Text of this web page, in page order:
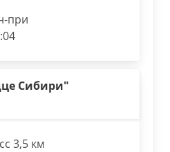
при
Сибири"
3,5 км